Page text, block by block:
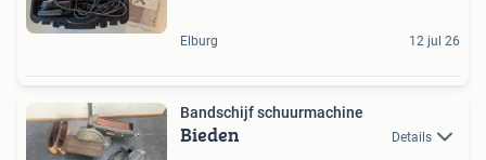
Elburg 12 jul 26
Bandschijf schuurmachine
Bieden Details